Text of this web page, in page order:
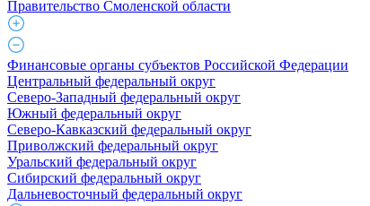
Правительство Смоленской области
Финансовые органы субъектов Российской Федерации
Центральный федеральный округ
Северо-Западный федеральный округ
Южный федеральный округ
Северо-Кавказский федеральный округ
Приволжский федеральный округ
Уральский федеральный округ
Сибирский федеральный округ
Дальневосточный федеральный округ